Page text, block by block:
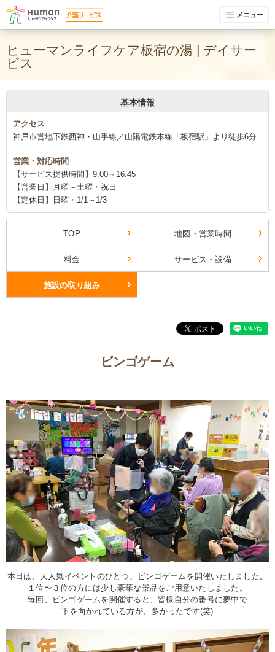
メニュー
ヒューマンライフケア板宿の湯 | デイサー
ビス
基本情報
アクセス
神戸市営地下鉄西神・山手線／山陽電鉄本線「板宿駅」より徒歩6分
営業・対応時間
【サービス提供時間】9:00～16:45
【営業日】月曜～土曜・祝日
【定休日】日曜・1/1～1/3
TOP 地図・営業時間
料金 サービス・設備
施設の取り組み
ビンゴゲーム
本日は、大人気イベントのひとつ、ビンゴゲームを開催いたしました。
１位〜３位の方には少し豪華な景品をご用意いたしました。
毎回、ビンゴゲームを開催すると、皆様自分の番号に夢中で
下を向かれている方が、多かったです(笑)